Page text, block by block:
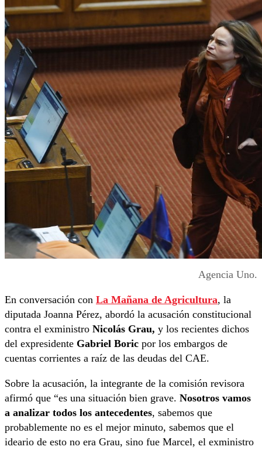
Agencia Uno.
En conversación con La Mañana de Agricultura, la
diputada Joanna Pérez, abordó la acusación constitucional
contra el exministro Nicolás Grau, y los recientes dichos
del expresidente Gabriel Boric por los embargos de
cuentas corrientes a raíz de las deudas del CAE.
Sobre la acusación, la integrante de la comisión revisora
afirmó que “es una situación bien grave. Nosotros vamos
a analizar todos los antecedentes, sabemos que
probablemente no es el mejor minuto, sabemos que el
ideario de esto no era Grau, sino fue Marcel, el exministro